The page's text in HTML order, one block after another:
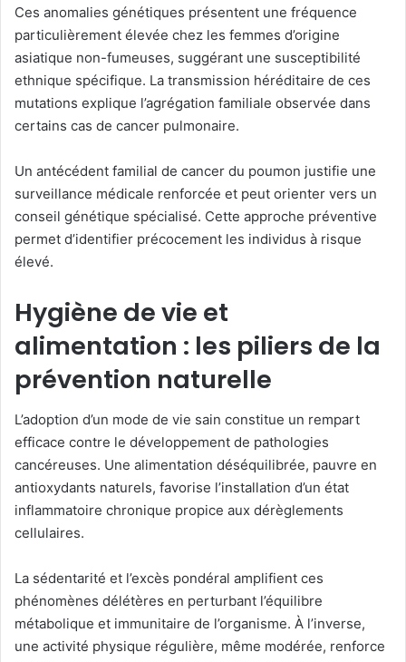
Ces anomalies génétiques présentent une fréquence
particulièrement élevée chez les femmes d’origine
asiatique non-fumeuses, suggérant une susceptibilité
ethnique spécifique. La transmission héréditaire de ces
mutations explique l’agrégation familiale observée dans
certains cas de cancer pulmonaire.
Un antécédent familial de cancer du poumon justifie une
surveillance médicale renforcée et peut orienter vers un
conseil génétique spécialisé. Cette approche préventive
permet d’identifier précocement les individus à risque
élevé.
Hygiène de vie et
alimentation : les piliers de la
prévention naturelle
L’adoption d’un mode de vie sain constitue un rempart
efficace contre le développement de pathologies
cancéreuses. Une alimentation déséquilibrée, pauvre en
antioxydants naturels, favorise l’installation d’un état
inflammatoire chronique propice aux dérèglements
cellulaires.
La sédentarité et l’excès pondéral amplifient ces
phénomènes délétères en perturbant l’équilibre
métabolique et immunitaire de l’organisme. À l’inverse,
une activité physique régulière, même modérée, renforce